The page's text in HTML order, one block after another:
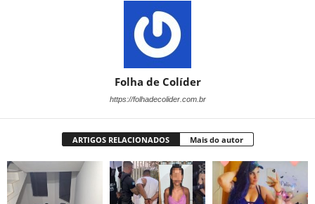
Folha de Colíder
https://folhadecolider.com.br
ARTIGOS RELACIONADOS Mais do autor